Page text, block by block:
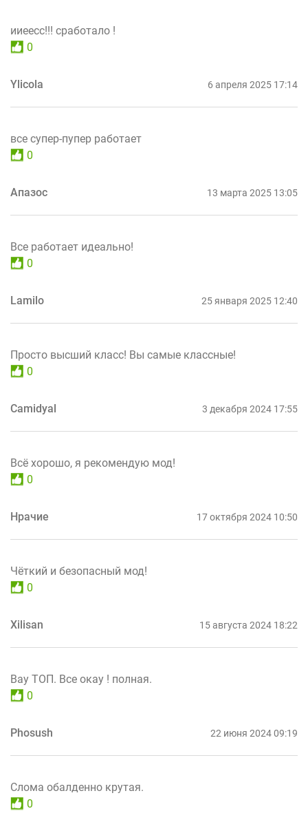
ииеесс!!! сработало !
0
Ylicola 6 апреля 2025 17:14
все супер-пупер работает
0
Апазос 13 марта 2025 13:05
Все работает идеально!
0
Lamilo 25 января 2025 12:40
Просто высший класс! Вы самые классные!
0
Camidyal 3 декабря 2024 17:55
Всё хорошо, я рекомендую мод!
0
Нрачие 17 октября 2024 10:50
Чёткий и безопасный мод!
0
Xilisan 15 августа 2024 18:22
Вау ТОП. Все окау ! полная.
0
Phosush 22 июня 2024 09:19
Слома обалденно крутая.
0